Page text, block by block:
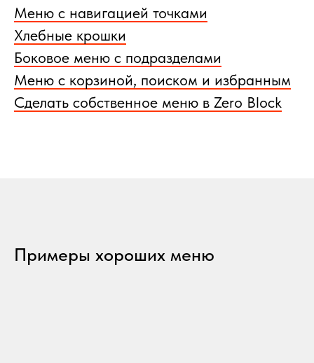
Меню с навигацией точками
Хлебные крошки
Боковое меню с подразделами
Меню с корзиной, поиском и избранным
Сделать собственное меню в Zero Block
Примеры хороших меню